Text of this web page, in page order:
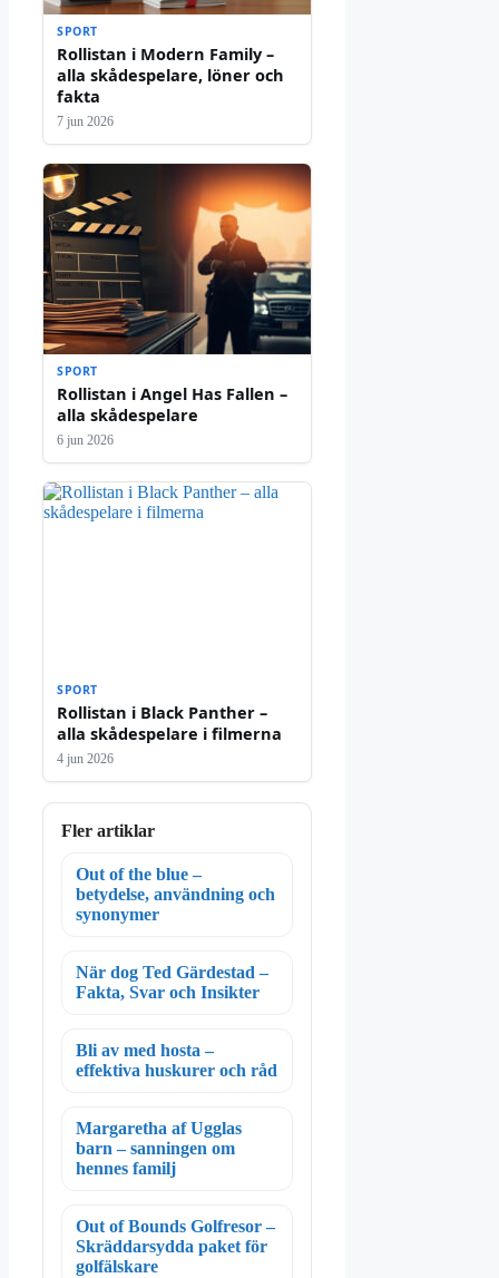
SPORT
Rollistan i Modern Family –
alla skådespelare, löner och
fakta
7 jun 2026
SPORT
Rollistan i Angel Has Fallen –
alla skådespelare
6 jun 2026
SPORT
Rollistan i Black Panther –
alla skådespelare i filmerna
4 jun 2026
Fler artiklar
Out of the blue –
betydelse, användning och
synonymer
När dog Ted Gärdestad –
Fakta, Svar och Insikter
Bli av med hosta –
effektiva huskurer och råd
Margaretha af Ugglas
barn – sanningen om
hennes familj
Out of Bounds Golfresor –
Skräddarsydda paket för
golfälskare